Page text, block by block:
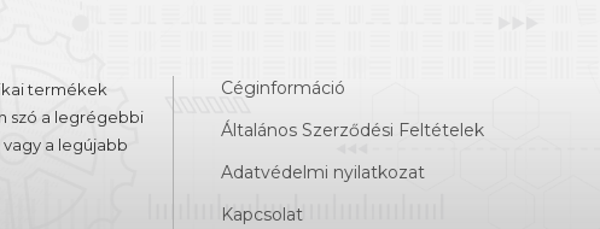
termékek
szó a legrégebbi
a legújabb
Céginformáció
Általános Szerződési Feltételek
Adatvédelmi nyilatkozat
Kapcsolat